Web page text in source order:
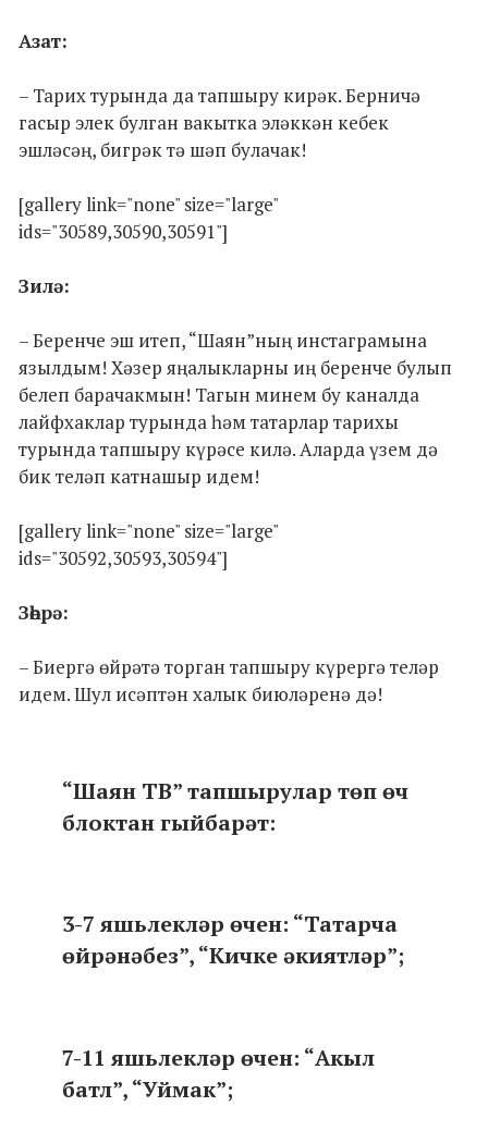
Азат:
– Тарих турында да тапшыру кирәк. Берничә
гасыр элек булган вакытка эләккән кебек
эшләсәң, бигрәк тә шәп булачак!
[gallery link="none" size="large"
ids="30589,30590,30591"]
Зилә:
– Беренче эш итеп, “Шаян”ның инстаграмына
язылдым! Хәзер яңалыкларны иң беренче булып
белеп барачакмын! Тагын минем бу каналда
лайфхаклар турында һәм татарлар тарихы
турында тапшыру күрәсе килә. Аларда үзем дә
бик теләп катнашыр идем!
[gallery link="none" size="large"
ids="30592,30593,30594"]
Зөһрә:
– Биергә өйрәтә торган тапшыру күрергә теләр
идем. Шул исәптән халык биюләренә дә!
“Шаян ТВ” тапшырулар төп өч
блоктан гыйбарәт:
3-7 яшьлекләр өчен: “Татарча
өйрәнәбез”, “Кичке әкиятләр”;
7-11 яшьлекләр өчен: “Акыл
батл”, “Уймак”;